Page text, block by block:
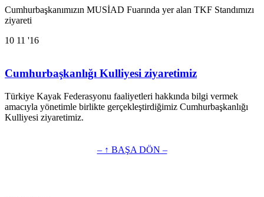
Cumhurbaşkanımızın MUSİAD Fuarında yer alan TKF Standımızı
ziyareti
10 11 '16
Cumhurbaşkanlığı Kulliyesi ziyaretimiz
Türkiye Kayak Federasyonu faaliyetleri hakkında bilgi vermek
amacıyla yönetimle birlikte gerçekleştirdiğimiz Cumhurbaşkanlığı
Kulliyesi ziyaretimiz.
– ↑ BAŞA DÖN –